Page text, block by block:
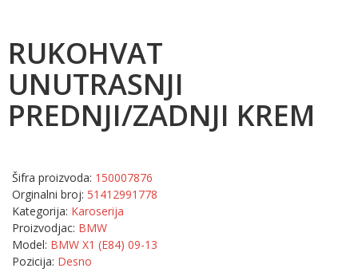
RUKOHVAT
UNUTRASNJI
PREDNJI/ZADNJI KREM
Šifra proizvoda: 150007876
Orginalni broj: 51412991778
Kategorija: Karoserija
Proizvodjac: BMW
Model: BMW X1 (E84) 09-13
Pozicija: Desno